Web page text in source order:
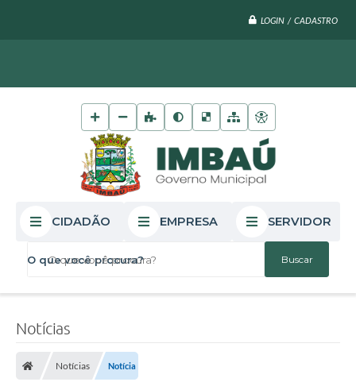
LOGIN / CADASTRO
O que você procura?
CIDADÃO EMPRESA SERVIDOR
Notícias
Notícias Notícia